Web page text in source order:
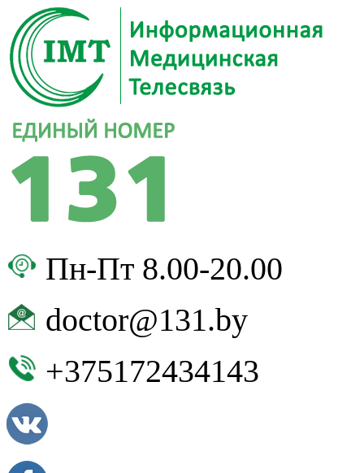
Пн-Пт 8.00-20.00
doctor@131.by
+375172434143